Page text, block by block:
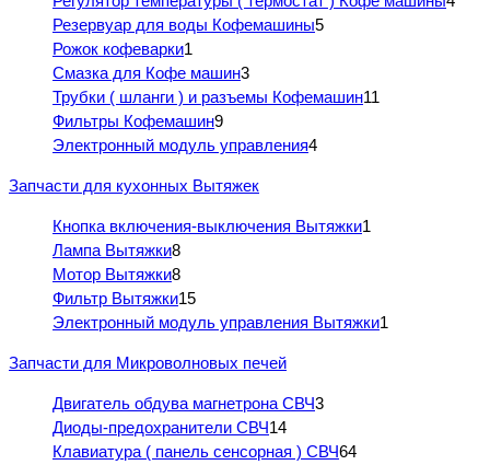
Резервуар для воды Кофемашины5
Рожок кофеварки1
Смазка для Кофе машин3
Трубки ( шланги ) и разъемы Кофемашин11
Фильтры Кофемашин9
Электронный модуль управления4
Запчасти для кухонных Вытяжек
Кнопка включения-выключения Вытяжки1
Лампа Вытяжки8
Мотор Вытяжки8
Фильтр Вытяжки15
Электронный модуль управления Вытяжки1
Запчасти для Микроволновых печей
Двигатель обдува магнетрона СВЧ3
Диоды-предохранители СВЧ14
Клавиатура ( панель сенсорная ) СВЧ64